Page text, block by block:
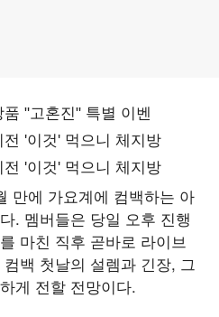
만에 가요계에 컴백하는 아
. 멤버들은 당일 오후 진행
마친 직후 곧바로 라이브
백 첫날의 설렘과 긴장, 그
게 전할 전망이다.